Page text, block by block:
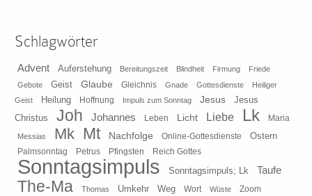
Schlagwörter
Advent Auferstehung Bereitungszeit Blindheit Firmung
Friede
Gebote
Geist Glaube Gleichnis Gnade Gottesdienste
Heiliger
Geist
Heilung Hoffnung Impuls zum Sonntag Jesus
Jesus
Christus
Joh Johannes Leben Licht Liebe Lk Maria
Messias Mk Mt Nachfolge Online-Gottesdienste Ostern
Palmsonntag Petrus Pfingsten Reich Gottes
Sonntagsimpuls Sonntagsimpuls; Lk Taufe
The-Ma Thomas Umkehr Weg Wort Wüste Zoom